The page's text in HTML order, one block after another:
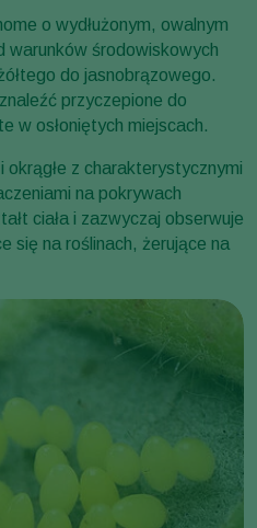
o wydłużonym, owalnym
warunków środowiskowych
do jasnobrązowego.
przyczepione do
w osłoniętych miejscach.
i okrągłe z charakterystycznymi
na pokrywach
ciała i zazwyczaj obserwuje
się na roślinach, żerujące na